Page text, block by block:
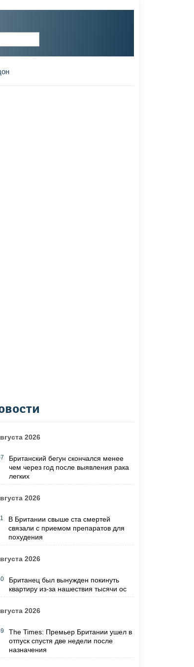
2026
Британский бегун скончался менее
чем через год после выявления рака
легких
2026
В Британии свыше ста смертей
связали с приемом препаратов для
похудения
2026
Британец был вынужден покинуть
квартиру из-за нашествия тысячи ос
2026
The Times: Премьер Британии ушел в
отпуск спустя две недели после
назначения